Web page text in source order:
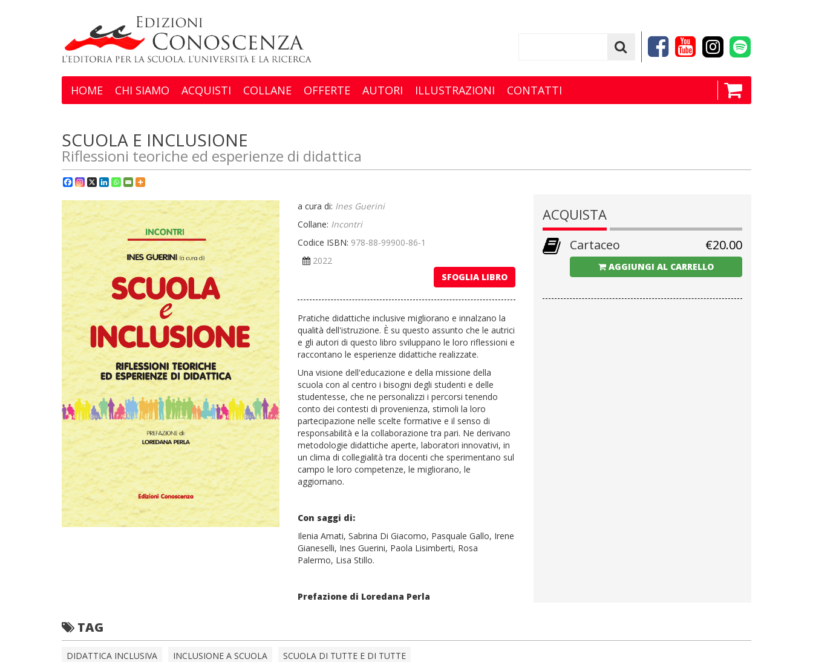
HOME CHI SIAMO ACQUISTI COLLANE OFFERTE AUTORI ILLUSTRAZIONI CONTATTI
SCUOLA E INCLUSIONE
Riflessioni teoriche ed esperienze di didattica
ACQUISTA
Cartaceo €20.00
AGGIUNGI AL CARRELLO
a cura di: Ines Guerini
Collane: Incontri
Codice ISBN: 978-88-99900-86-1
2022
SFOGLIA LIBRO
Pratiche didattiche inclusive migliorano e innalzano la
qualità dell'istruzione. È su questo assunto che le autrici
e gli autori di questo libro sviluppano le loro riflessioni e
raccontano le esperienze didattiche realizzate.
Una visione dell'educazione e della missione della
scuola con al centro i bisogni degli studenti e delle
studentesse, che ne personalizzi i percorsi tenendo
conto dei contesti di provenienza, stimoli la loro
partecipazione nelle scelte formative e il senso di
responsabilità e la collaborazione tra pari. Ne derivano
metodologie didattiche aperte, laboratori innovativi, in
un clima di collegialità tra docenti che sperimentano sul
campo le loro competenze, le migliorano, le
aggiornano.
Con saggi di:
Ilenia Amati, Sabrina Di Giacomo, Pasquale Gallo, Irene
Gianeselli, Ines Guerini, Paola Lisimberti, Rosa
Palermo, Lisa Stillo.
Prefazione di Loredana Perla
TAG
DIDATTICA INCLUSIVA INCLUSIONE A SCUOLA SCUOLA DI TUTTE E DI TUTTE